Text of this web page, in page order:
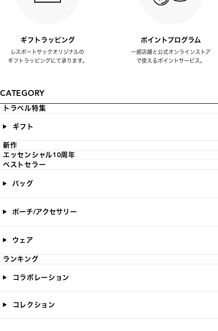
ギフトラッピング
レスポートサックオリジナルの
ギフトラッピングにて承ります。
ポイントプログラム
一部店舗と公式オンラインストア
で使えるポイントサービス。
CATEGORY
トラベル特集
ギフト
新作
エッセンシャル10周年
ベストセラー
バッグ
ポーチ/アクセサリー
ウェア
ランキング
コラボレーション
コレクション